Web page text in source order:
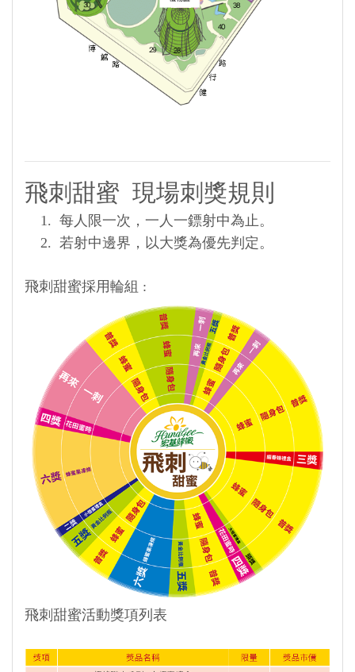
飛刺甜蜜 現場刺獎規則
1. 每人限一次， 一人一鏢射中為止。
2. 若射中邊界，以大獎為優先判定。
飛刺甜蜜採用輪組 :
飛刺甜蜜活動獎項列表